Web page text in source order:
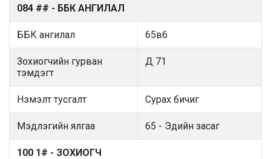
084 ## - ББК АНГИЛАЛ
ББК ангилал 65в6
Зохиогчийн гурван
тэмдэгт
Д 71
Нэмэлт тусгалт Сурах бичиг
Мэдлэгийн ялгаа 65 - Эдийн засаг
100 1# - ЗОХИОГЧ